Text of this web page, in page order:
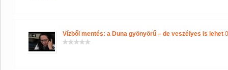
Vízből mentés: a Duna gyönyörű – de veszélyes is lehet